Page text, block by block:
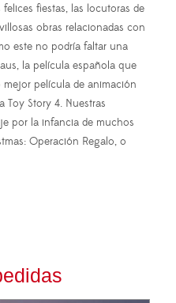
fiestas, las locutoras de
obras relacionadas con
este no podría faltar una
la película española que
película de animación
Story 4. Nuestras
por la infancia de muchos
Operación Regalo, o